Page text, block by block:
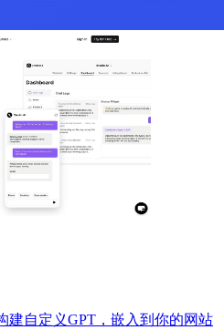
建自定义GPT，嵌入到你的网站